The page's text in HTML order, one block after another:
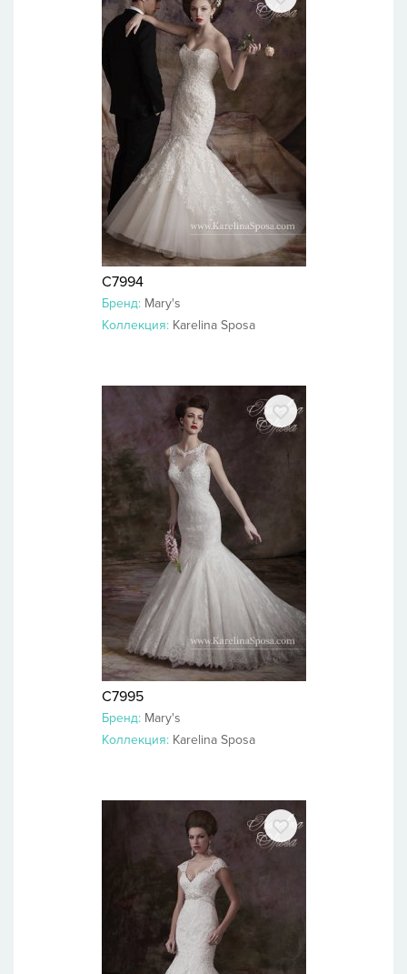
C7994
Бренд: Mary's
Коллекция: Karelina Sposa
C7995
Бренд: Mary's
Коллекция: Karelina Sposa